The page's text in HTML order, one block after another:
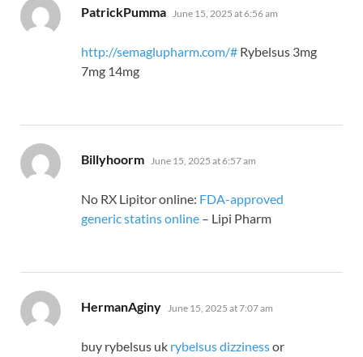
PatrickPumma says:
June 15, 2025 at 6:56 am
http://semaglupharm.com/# Rybelsus 3mg
7mg 14mg
Billyhoorm says:
June 15, 2025 at 6:57 am
No RX Lipitor online: FDA-approved
generic statins online – Lipi Pharm
HermanAginy says:
June 15, 2025 at 7:07 am
buy rybelsus uk rybelsus dizzinessor